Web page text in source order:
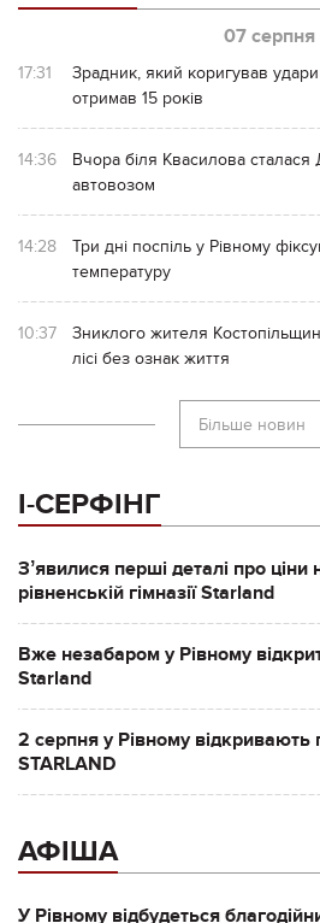
07 серпня
17:31
Зрадник, який коригував
отримав 15 років
14:36
Вчора біля Квасилова
автовозом
14:28
Три дні поспіль у Рівному
температуру
10:37
Зниклого жителя
лісі без ознак життя
Більше новин
І-СЕРФІНГ
Зʼявилися перші деталі про ціни
рівненській гімназії Starland
Вже незабаром у Рівному
Starland
2 серпня у Рівному відкривають
STARLAND
АФІША
У Рівному відбудеться